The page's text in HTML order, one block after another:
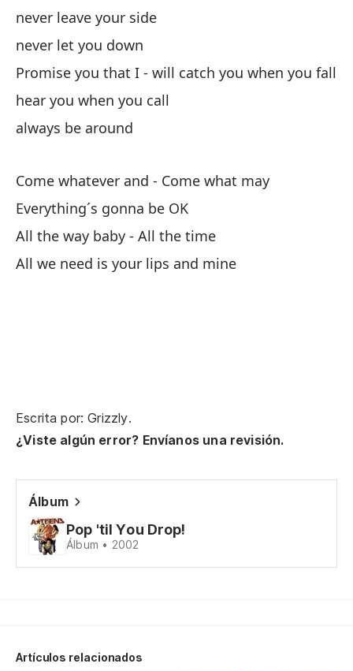
never leave your side
never let you down
Promise you that I - will catch you when you fall
hear you when you call
always be around
Come whatever and - Come what may
Everything´s gonna be OK
All the way baby - All the time
All we need is your lips and mine
Escrita por: Grizzly.
¿Viste algún error? Envíanos una revisión.
Álbum
Pop 'til You Drop!
Álbum • 2002
Artículos relacionados